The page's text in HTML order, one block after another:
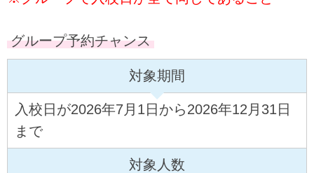
グループ予約チャンス
対象期間
入校日が2026年7月1日から2026年12月31日
まで
対象人数